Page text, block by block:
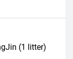
(1 litter)